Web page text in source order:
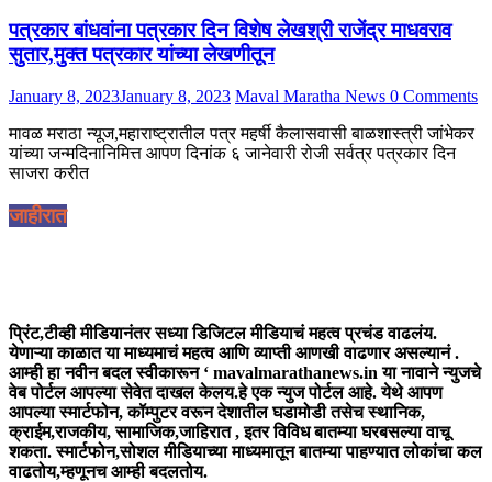
पत्रकार बांधवांना पत्रकार दिन विशेष लेखश्री राजेंद्र माधवराव
सुतार,मुक्त पत्रकार यांच्या लेखणीतून
January 8, 2023January 8, 2023 Maval Maratha News 0 Comments
मावळ मराठा न्यूज,महाराष्ट्रातील पत्र महर्षी कैलासवासी बाळशास्त्री जांभेकर
यांच्या जन्मदिनानिमित्त आपण दिनांक ६ जानेवारी रोजी सर्वत्र पत्रकार दिन
साजरा करीत
जाहीरात
प्रिंट,टीव्ही मीडियानंतर सध्या डिजिटल मीडियाचं महत्व प्रचंड वाढलंय.
येणाऱ्या काळात या माध्यमाचं महत्व आणि व्याप्ती आणखी वाढणार असल्यानं .
आम्ही हा नवीन बदल स्वीकारून ‘ mavalmarathanews.in या नावाने न्युजचे
वेब पोर्टल आपल्या सेवेत दाखल केलय.हे एक न्युज पोर्टल आहे. येथे आपण
आपल्या स्मार्टफोन, कॉम्पुटर वरून देशातील घडामोडी तसेच स्थानिक,
क्राईम,राजकीय, सामाजिक,जाहिरात , इतर विविध बातम्या घरबसल्या वाचू
शकता. स्मार्टफोन,सोशल मीडियाच्या माध्यमातून बातम्या पाहण्यात लोकांचा कल
वाढतोय,म्हणूनच आम्ही बदलतोय.